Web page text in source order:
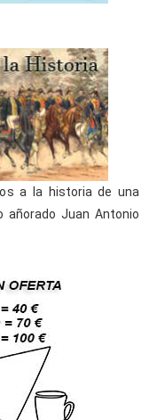
a la historia de una
Juan Antonio